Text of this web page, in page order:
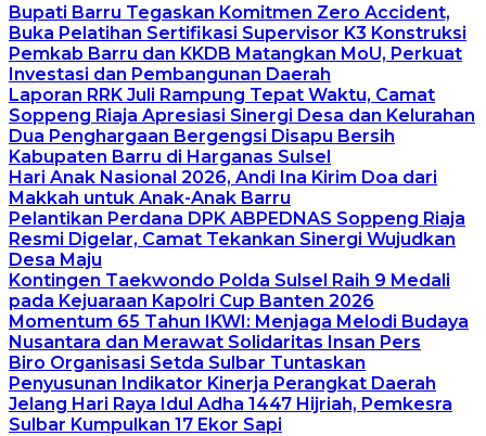
Bupati Barru Tegaskan Komitmen Zero Accident,
Buka Pelatihan Sertifikasi Supervisor K3 Konstruksi
Pemkab Barru dan KKDB Matangkan MoU, Perkuat
Investasi dan Pembangunan Daerah
Laporan RRK Juli Rampung Tepat Waktu, Camat
Soppeng Riaja Apresiasi Sinergi Desa dan Kelurahan
Dua Penghargaan Bergengsi Disapu Bersih
Kabupaten Barru di Harganas Sulsel
Hari Anak Nasional 2026, Andi Ina Kirim Doa dari
Makkah untuk Anak-Anak Barru
Pelantikan Perdana DPK ABPEDNAS Soppeng Riaja
Resmi Digelar, Camat Tekankan Sinergi Wujudkan
Desa Maju
Kontingen Taekwondo Polda Sulsel Raih 9 Medali
pada Kejuaraan Kapolri Cup Banten 2026
Momentum 65 Tahun IKWI: Menjaga Melodi Budaya
Nusantara dan Merawat Solidaritas Insan Pers
Biro Organisasi Setda Sulbar Tuntaskan
Penyusunan Indikator Kinerja Perangkat Daerah
Jelang Hari Raya Idul Adha 1447 Hijriah, Pemkesra
Sulbar Kumpulkan 17 Ekor Sapi